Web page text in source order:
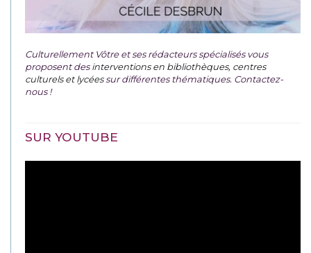
Culturellement Vôtre et ses rédacteurs spécialisés vous
proposent desinterventions en bibliothèques, centres
culturels et lycéessur différentes thématiques. Contactez-
nous !
SUR YOUTUBE